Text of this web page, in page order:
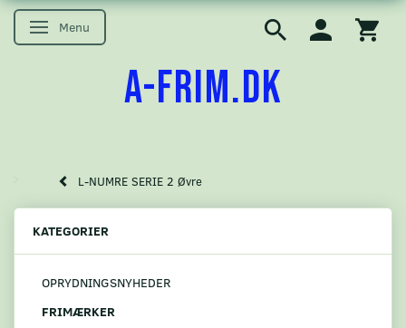
Skifte navigation
Menu
A-FRIM.DK
L-NUMRE SERIE 2 Øvre
KATEGORIER
OPRYDNINGSNYHEDER
FRIMÆRKER